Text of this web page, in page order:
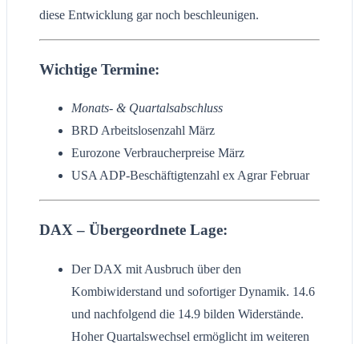
diese Entwicklung gar noch beschleunigen.
Wichtige Termine:
Monats- & Quartalsabschluss
BRD Arbeitslosenzahl März
Eurozone Verbraucherpreise März
USA ADP-Beschäftigtenzahl ex Agrar Februar
DAX – Übergeordnete Lage:
Der DAX mit Ausbruch über den
Kombiwiderstand und sofortiger Dynamik. 14.6
und nachfolgend die 14.9 bilden Widerstände.
Hoher Quartalswechsel ermöglicht im weiteren